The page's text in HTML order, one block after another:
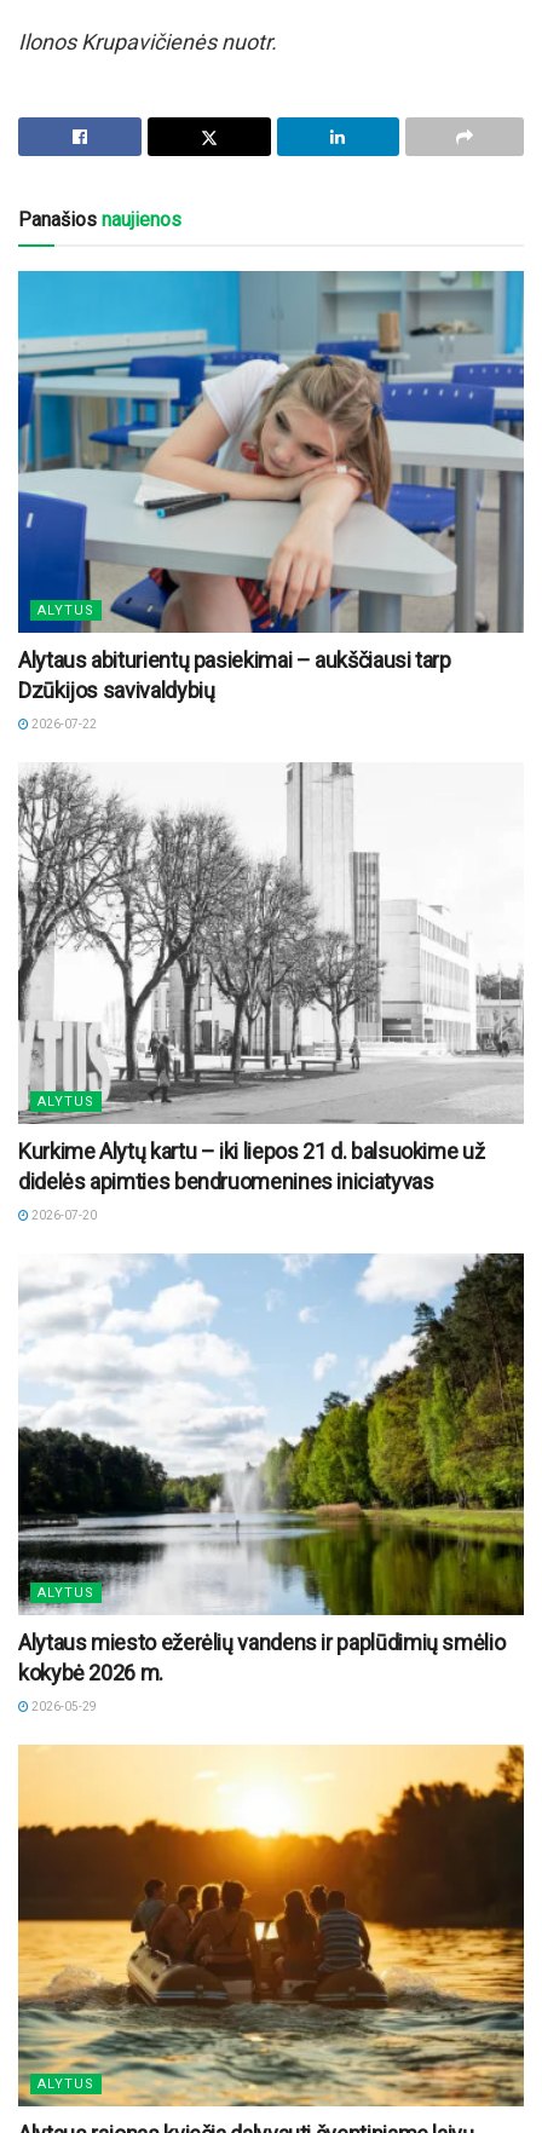
Ilonos Krupavičienės nuotr.
Panašios naujienos
ALYTUS
Alytaus abiturientų pasiekimai – aukščiausi tarp
Dzūkijos savivaldybių
2026-07-22
ALYTUS
Kurkime Alytų kartu – iki liepos 21 d. balsuokime už
didelės apimties bendruomenines iniciatyvas
2026-07-20
ALYTUS
Alytaus miesto ežerėlių vandens ir paplūdimių smėlio
kokybė 2026 m.
2026-05-29
ALYTUS